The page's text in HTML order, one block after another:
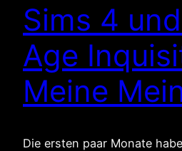
Sims 4
Age
Meine
Die ersten paar Monate